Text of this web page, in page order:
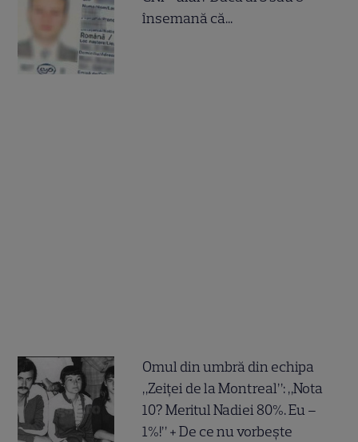
însemană că...
Omul din umbră din echipa
„Zeiței de la Montreal”: „Nota
10? Meritul Nadiei 80%. Eu –
1%!” + De ce nu vorbește